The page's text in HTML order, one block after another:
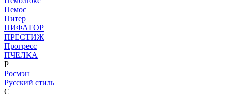
Пемос
Питер
ПИФАГОР
ПРЕСТИЖ
Прогресс
ПЧЕЛКА
Р
Росмэн
Русский стиль
С